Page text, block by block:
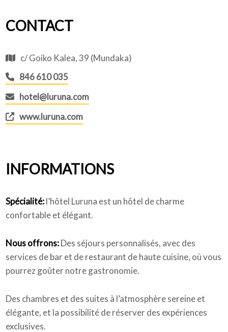
CONTACT
c/ Goiko Kalea, 39 (Mundaka)
846 610 035
hotel@luruna.com
www.luruna.com
INFORMATIONS
Spécialité:l’hôtel Luruna est un hôtel de charme
confortable et élégant.
Nous offrons:Des séjours personnalisés, avec des
services de bar et de restaurant de haute cuisine, où vous
pourrez goûter notre gastronomie.
Des chambres et des suites à l’atmosphère sereine et
élégante, et la possibilité de réserver des expériences
exclusives.